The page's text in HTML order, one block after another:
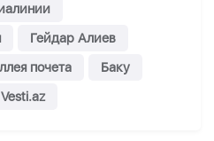
Гейдар Алиев
почета
Баку
Vesti.az